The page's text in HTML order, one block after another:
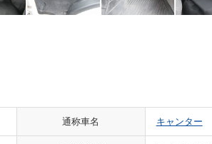
通称車名 キャンター